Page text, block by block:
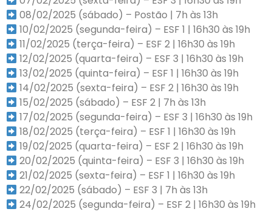
08/02/2025 (sábado) – Postão | 7h às 13h
10/02/2025 (segunda-feira) – ESF 1 | 16h30 às 19h
11/02/2025 (terça-feira) – ESF 2 | 16h30 às 19h
12/02/2025 (quarta-feira) – ESF 3 | 16h30 às 19h
13/02/2025 (quinta-feira) – ESF 1 | 16h30 às 19h
14/02/2025 (sexta-feira) – ESF 2 | 16h30 às 19h
15/02/2025 (sábado) – ESF 2 | 7h às 13h
17/02/2025 (segunda-feira) – ESF 3 | 16h30 às 19h
18/02/2025 (terça-feira) – ESF 1 | 16h30 às 19h
19/02/2025 (quarta-feira) – ESF 2 | 16h30 às 19h
20/02/2025 (quinta-feira) – ESF 3 | 16h30 às 19h
21/02/2025 (sexta-feira) – ESF 1 | 16h30 às 19h
22/02/2025 (sábado) – ESF 3 | 7h às 13h
24/02/2025 (segunda-feira) – ESF 2 | 16h30 às 19h